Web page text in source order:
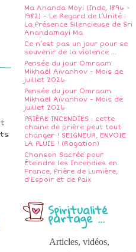
Ma Ananda Moyi (Inde, 1896 -
1982) - Le Regard de l’Unité :
La Présence Silencieuse de Sri
Anandamayi Ma
Ce n’est pas un jour pour se
souvenir de la violence ...
Pensée du jour Omraam
Mikhaël Aïvanhov - Mois de
juillet 2026
Pensée du jour Omraam
Mikhaël Aïvanhov - Mois de
juillet 2026
PRIÈRE INCENDIES : cette
chaine de prière peut tout
changer ! SEIGNEUR, ENVOIE
LA PLUIE ! (Rogation)
Chanson Sacrée pour
Éteindre les Incendies en
France, Prière de Lumière,
d'Espoir et de Paix
Spiritualité
partage ...
Articles, vidéos,